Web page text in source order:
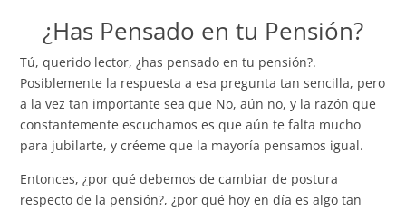
¿Has Pensado en tu Pensión?
Tú, querido lector, ¿has pensado en tu pensión?.
Posiblemente la respuesta a esa pregunta tan sencilla, pero
a la vez tan importante sea que No, aún no, y la razón que
constantemente escuchamos es que aún te falta mucho
para jubilarte, y créeme que la mayoría pensamos igual.
Entonces, ¿por qué debemos de cambiar de postura
respecto de la pensión?, ¿por qué hoy en día es algo tan